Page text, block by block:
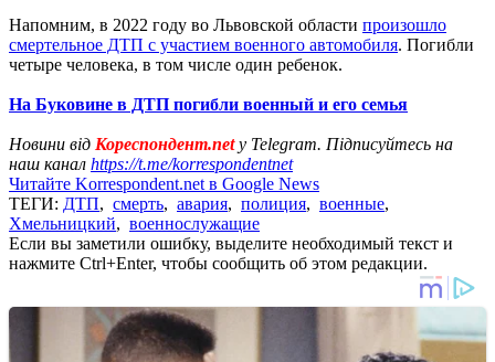
Напомним, в 2022 году во Львовской области произошло
смертельное ДТП с участием военного автомобиля. Погибли
четыре человека, в том числе один ребенок.
На Буковине в ДТП погибли военный и его семья
Новини від Кореспондент.netу Telegram. Підписуйтесь на
наш канал https://t.me/korrespondentnet
Читайте Korrespondent.net в Google News
ТЕГИ: ДТП, смерть, авария, полиция, военные,
Хмельницкий, военнослужащие
Если вы заметили ошибку, выделите необходимый текст и
нажмите Ctrl+Enter, чтобы сообщить об этом редакции.